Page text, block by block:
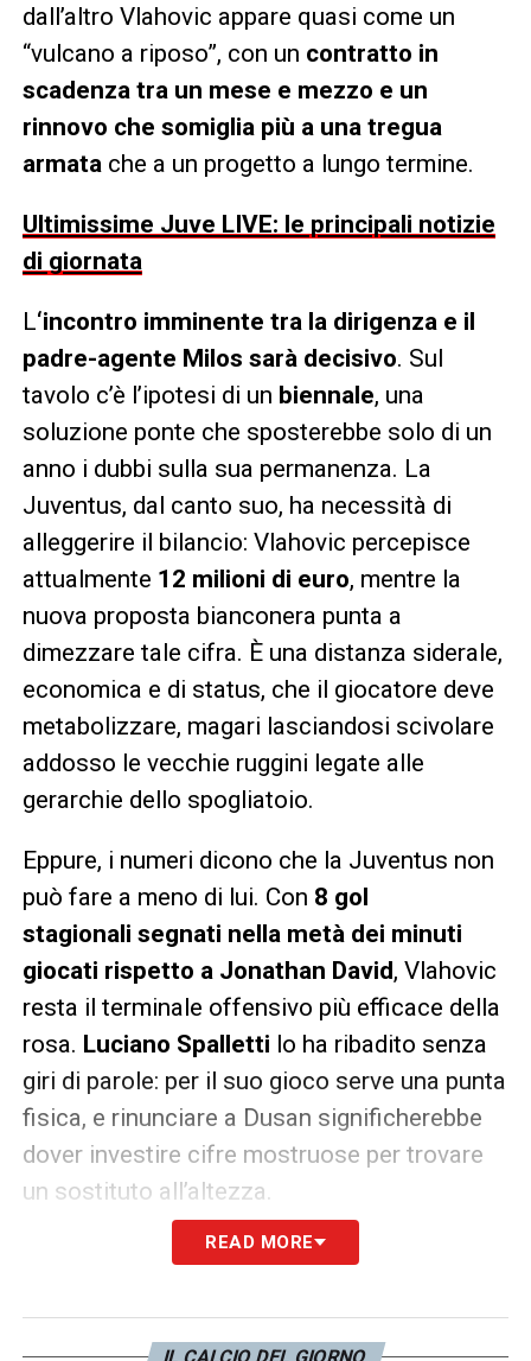
dall’altro Vlahovic appare quasi come un
“vulcano a riposo”, con un contratto in
scadenza tra un mese e mezzo e un
rinnovo che somiglia più a una tregua
armatache a un progetto a lungo termine.
Ultimissime Juve LIVE: le principali notizie
di giornata
L‘incontro imminente tra la dirigenza e il
padre-agente Milos sarà decisivo. Sul
tavolo c’è l’ipotesi di un biennale, una
soluzione ponte che sposterebbe solo di un
anno i dubbi sulla sua permanenza. La
Juventus, dal canto suo, ha necessità di
alleggerire il bilancio: Vlahovic percepisce
attualmente 12 milioni di euro, mentre la
nuova proposta bianconera punta a
dimezzare tale cifra. È una distanza siderale,
economica e di status, che il giocatore deve
metabolizzare, magari lasciandosi scivolare
addosso le vecchie ruggini legate alle
gerarchie dello spogliatoio.
Eppure, i numeri dicono che la Juventus non
può fare a meno di lui. Con 8 gol
stagionali segnati nella metà dei minuti
giocati rispetto a Jonathan David, Vlahovic
resta il terminale offensivo più efficace della
rosa. Luciano Spalletti lo ha ribadito senza
giri di parole: per il suo gioco serve una punta
fisica, e rinunciare a Dusan significherebbe
dover investire cifre mostruose per trovare
un sostituto all’altezza.
, che reinterpreta i simboli
la Fiorentina, in un match che chiarirà se la
READ MORE